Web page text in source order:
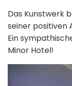
Das Kunstwerk
seiner positiven
Ein
Minor Hotel!